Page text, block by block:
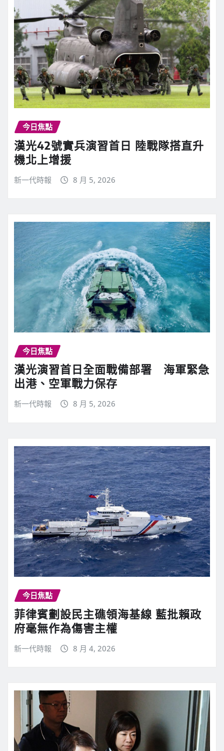
今日焦點
漢光42號實兵演習首日 陸戰隊搭直升
機北上增援
新一代時報 8 月 5, 2026
今日焦點
漢光演習首日全面戰備部署 海軍緊急
出港、空軍戰力保存
新一代時報 8 月 5, 2026
今日焦點
菲律賓劃設民主礁領海基線 藍批賴政
府毫無作為傷害主權
新一代時報 8 月 4, 2026